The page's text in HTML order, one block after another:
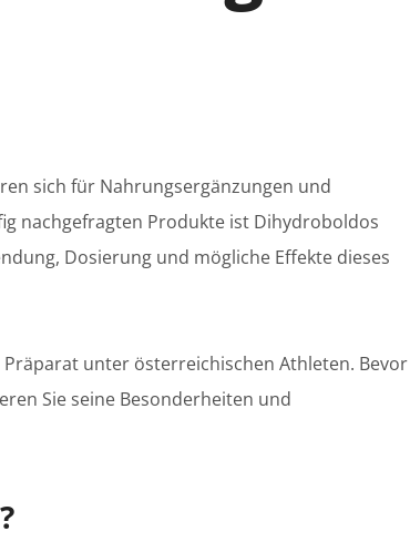
sich für Nahrungsergänzungen und
nachgefragten Produkte ist Dihydroboldos
Dosierung und mögliche Effekte dieses
unter österreichischen Athleten. Bevor
Sie seine Besonderheiten und